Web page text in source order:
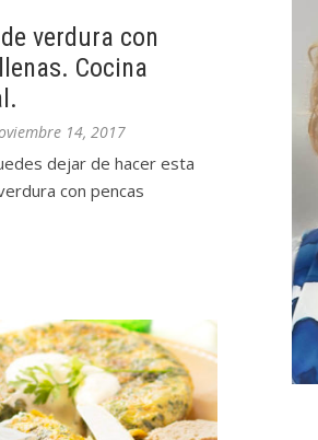
verdura con
Cocina
14, 2017
dejar de hacer esta
con pencas